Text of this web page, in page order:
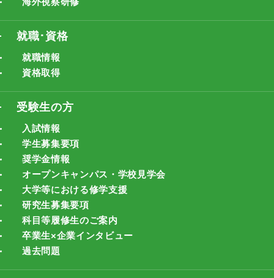
就職･資格
就職情報
資格取得
受験生の方
入試情報
学生募集要項
奨学金情報
オープンキャンパス・学校見学会
大学等における修学支援
研究生募集要項
科目等履修生のご案内
卒業生×企業インタビュー
過去問題